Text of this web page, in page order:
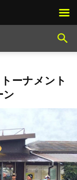
ーナメント
ン